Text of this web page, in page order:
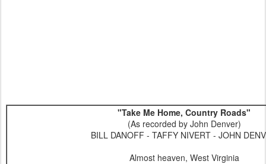
"Take Me Home, Country Roads"
(As recorded by John Denver)
BILL DANOFF - TAFFY NIVERT - JOHN
Almost heaven, West Virginia